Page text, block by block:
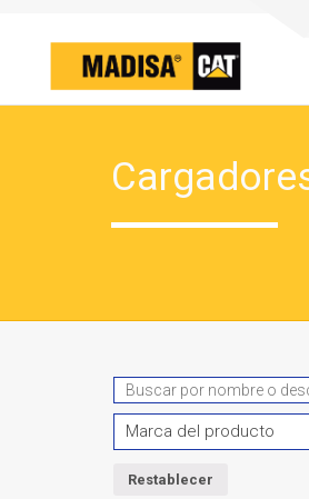
Marca del producto
Restablecer